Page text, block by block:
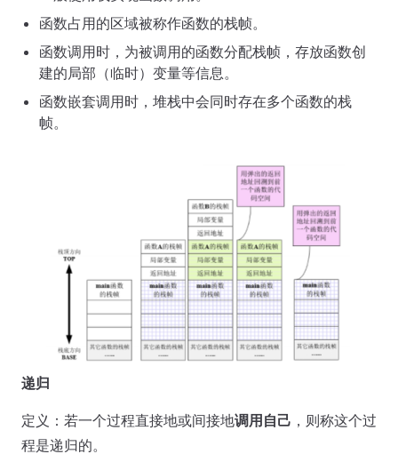
函数占用的区域被称作函数的栈帧。
函数调用时，为被调用的函数分配栈帧，存放函数创
建的局部（临时）变量等信息。
函数嵌套调用时，堆栈中会同时存在多个函数的栈
帧。
递归
定义：若一个过程直接地或间接地调用自己 ，则称这个过
程是递归的。